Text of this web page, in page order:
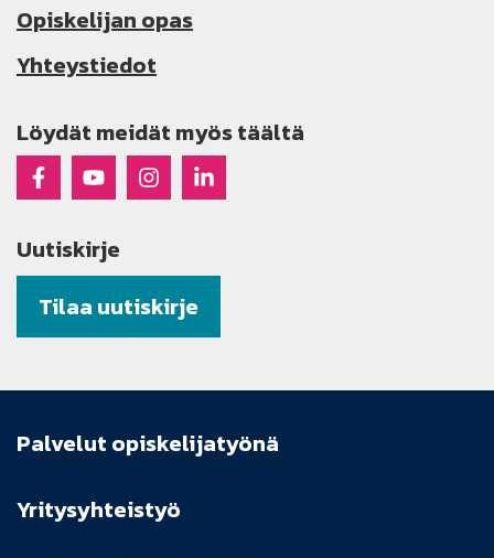
Opiskelijan opas
Yhteystiedot
Löydät meidät myös täältä
Raseko Facebookissa
Raseko Youtubessa
Raseko Instagramissa
Raseko Linkedinissä
Uutiskirje
Tilaa uutiskirje
Palvelut opiskelijatyönä
Yritysyhteistyö